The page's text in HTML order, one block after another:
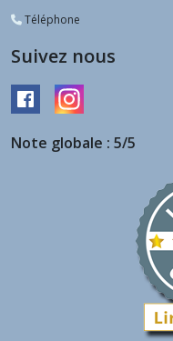
Téléphone
Suivez nous
Note globale : 5/5